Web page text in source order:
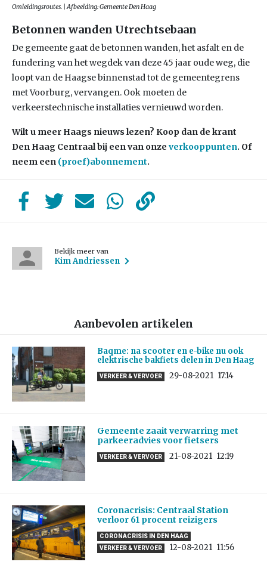
Omleidingsroutes. | Afbeelding: Gemeente Den Haag
Betonnen wanden Utrechtsebaan
De gemeente gaat de betonnen wanden, het asfalt en de
fundering van het wegdek van deze 45 jaar oude weg, die
loopt van de Haagse binnenstad tot de gemeentegrens
met Voorburg, vervangen. Ook moeten de
verkeerstechnische installaties vernieuwd worden.
Wilt u meer Haags nieuws lezen? Koop dan de krant
Den Haag Centraal bij een van onze verkooppunten. Of
neem een (proef)abonnement.
Bekijk meer van
Kim Andriessen
Aanbevolen artikelen
Baqme: na scooter en e-bike nu ook
elektrische bakfiets delen in Den Haag
VERKEER & VERVOER 29-08-2021 17:14
Gemeente zaait verwarring met
parkeeradvies voor fietsers
VERKEER & VERVOER 21-08-2021 12:19
Coronacrisis: Centraal Station
verloor 61 procent reizigers
CORONACRISIS IN DEN HAAG
VERKEER & VERVOER
12-08-2021 11:56